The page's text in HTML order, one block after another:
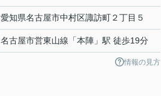
愛知県名古屋市中村区諏訪町２丁目５
名古屋市営東山線 「本陣 」駅 徒歩19分
情報の見方